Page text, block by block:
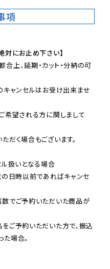
項
対にお止め下さい】
上、延期・カット・分納の可
キャンセルはお受け出来ませ
希望される方に関しまして
だく場合もございます。
扱いとなる場合
日時以前であればキャンセ
でご予約いただいた商品が
ご予約いただいた方で、振込
場合。